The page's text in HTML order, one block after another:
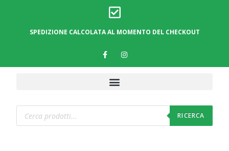
SPEDIZIONE CALCOLATA AL MOMENTO DEL CHECKOUT
RICERCA